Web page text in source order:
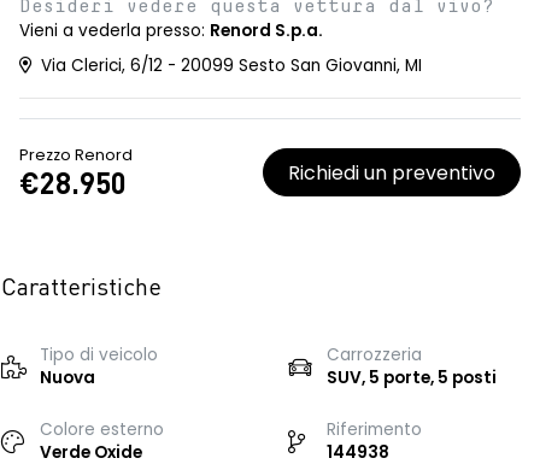
Desideri vedere questa vettura dal vivo?
Vieni a vederla presso: Renord S.p.a.
Via Clerici, 6/12 - 20099 Sesto San Giovanni, MI
Prezzo Renord
€28.950 Richiedi un preventivo
Caratteristiche
Tipo di veicolo
Nuova
Carrozzeria
SUV, 5 porte, 5 posti
Colore esterno
Verde Oxide
Riferimento
144938